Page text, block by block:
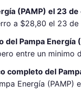
(PAMP) el 23
a $28,80 el 23 de
del Pampa Energía
entre un
completo del
Energía (PAMP)